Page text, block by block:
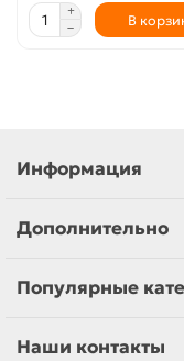
В
Информация
Дополнительно
Популярные
Наши контакты